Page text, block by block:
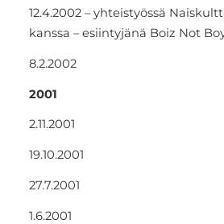
12.4.2002 – yhteistyössä
kanssa – esiintyjänä Boiz Not
8.2.2002
2001
2.11.2001
19.10.2001
27.7.2001
1.6.2001